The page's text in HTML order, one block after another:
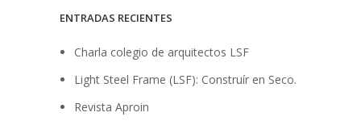
ENTRADAS RECIENTES
Charla colegio de arquitectos LSF
Light Steel Frame (LSF): Construír en Seco.
Revista Aproin